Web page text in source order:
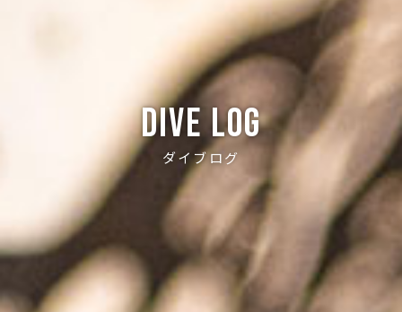
Dive log
ダイブログ